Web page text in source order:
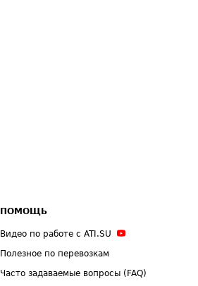
ПОМОЩЬ
Видео по работе с ATI.SU
Полезное по перевозкам
Часто задаваемые вопросы (FAQ)